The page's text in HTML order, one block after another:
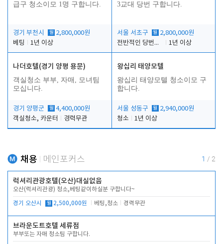
급구 청소이모 1명 구합니다.
경기 부천시 월 2,800,000원
베팅
1년 이상
3교대 당번 구합니다.
서울 서초구 월 2,800,000원
전반적인 당번업무
1년 이상
나더호텔(경기 양평 용문)
객실청소 부부, 자매, 모녀팀
모십니다.
경기 양평군 월 4,400,000원
객실청소, 카운터
경력무관
왕십리 태양모텔
왕십리 태양모텔 청소이모 구
합니다.
서울 성동구 월 2,940,000원
청소
1년 이상
채용 메인포커스 1 / 2
럭셔리관광호텔(오산)대실없음
오산(럭셔리관광) 청소,베팅같이하실분 구합니다~
경기 오산시 월 2,500,000원 베팅,청소 경력무관
브라운도트호텔 세류점
부부또는 자매 청소팀 구합니다.